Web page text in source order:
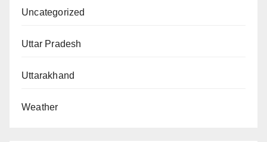
Uncategorized
Uttar Pradesh
Uttarakhand
Weather